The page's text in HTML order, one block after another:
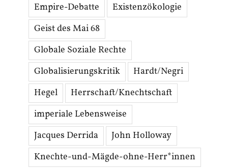
Empire-Debatte
Existenzökologie
Geist des Mai 68
Globale Soziale Rechte
Globalisierungskritik
Hardt/Negri
Hegel
Herrschaft/Knechtschaft
imperiale Lebensweise
Jacques Derrida
John Holloway
Knechte-und-Mägde-ohne-Herr*innen